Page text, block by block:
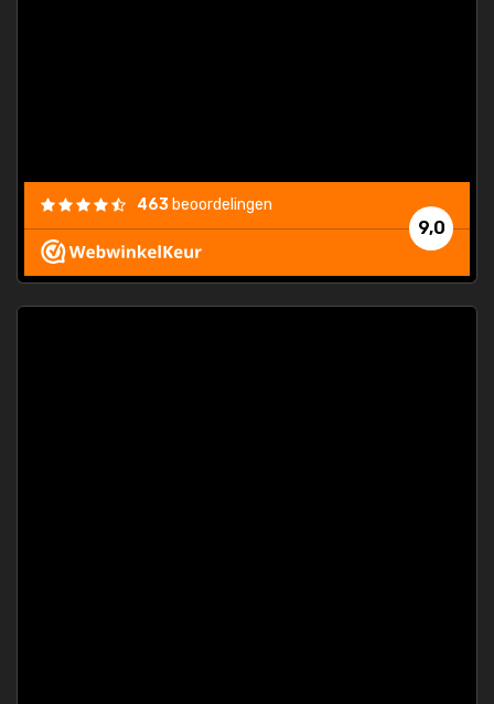
9,0
463 beoordelingen